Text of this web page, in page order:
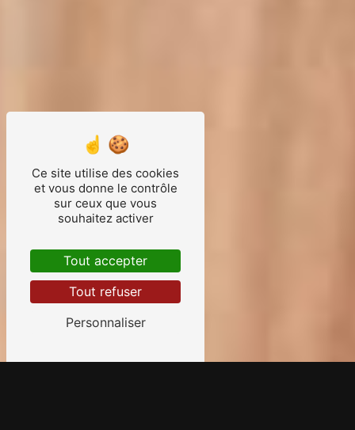
Ce site utilise des cookies
et vous donne le contrôle
sur ceux que vous
souhaitez activer
Tout accepter
Tout refuser
Personnaliser